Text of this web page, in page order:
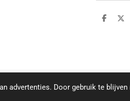
advertenties. Door gebruik te
D
D